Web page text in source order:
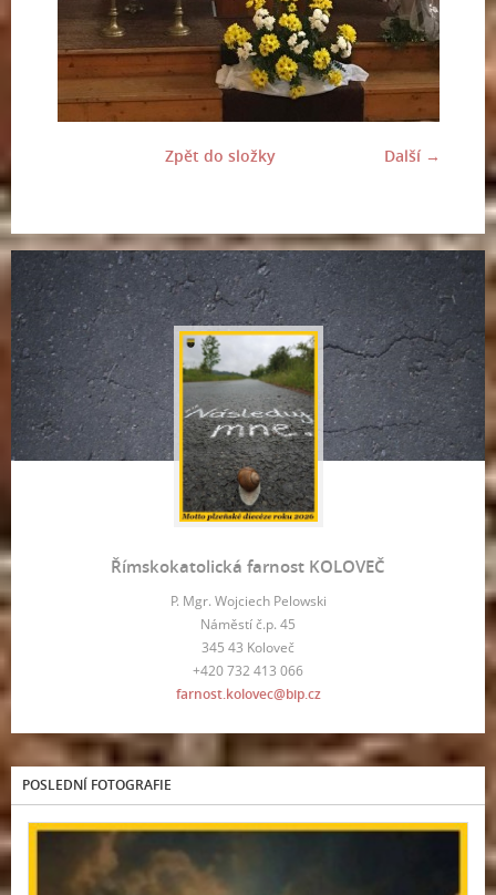
Další →
Zpět do složky
Římskokatolická farnost KOLOVEČ
P. Mgr. Wojciech Pelowski
Náměstí č.p. 45
345 43 Koloveč
+420 732 413 066
farnost.kolovec@bip.cz
POSLEDNÍ FOTOGRAFIE